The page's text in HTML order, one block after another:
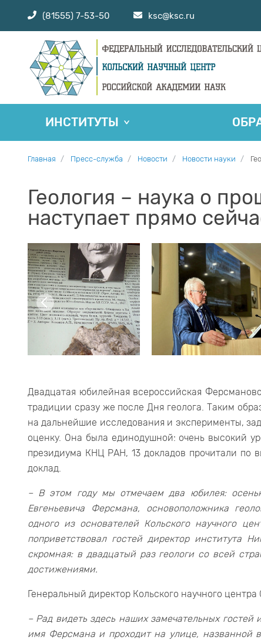
(81555) 7-53-50 ksc@ksc.ru
ИНСТИТУТЫ
Главная Пресс-служба Новости Новости науки
Геология – наука о
наступает прямо
Двадцатая юбилейная всероссийская
традиции сразу же после Дня геолога. Таким
на дальнейшие исследования и эксперименты,
оценку. Она была единодушной: очень высокий
президиума КНЦ РАН, 13 докладов прочитали по
доклад.
– В этом году мы отмечаем два юбилея:
Евгеньевича Ферсмана, основоположника
одного из основателей Кольского научного
поприветствовал гостей директор института
скромная: в двадцатый раз геологи со всей
достижениями.
Генеральный директор Кольского научного
– Рад видеть здесь наших замечательных
имя Ферсмана и проходит на улице, названной